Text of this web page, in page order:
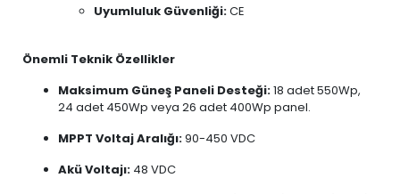
Uyumluluk Güvenliği:CE
Önemli Teknik Özellikler
Maksimum Güneş Paneli Desteği:18 adet 550Wp,
24 adet 450Wp veya 26 adet 400Wp panel.
MPPT Voltaj Aralığı:90-450 VDC
Akü Voltajı: 48 VDC